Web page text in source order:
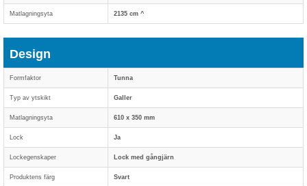
Matlagningsyta 2135 cm ^
Design
Formfaktor Tunna
Typ av ytskikt Galler
Matlagningsyta 610 x 350 mm
Lock Ja
Lockegenskaper Lock med gångjärn
Produktens färg Svart